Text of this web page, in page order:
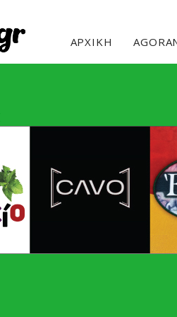
ΑΡΧΙΚΗ